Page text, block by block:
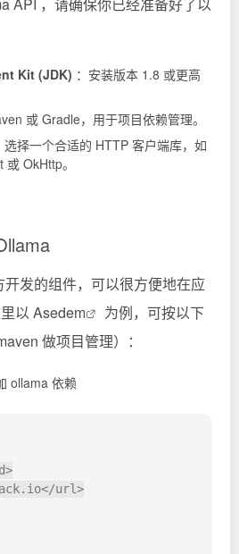
Kit (JDK) ：安装版本 1.8 或更高
或 Gradle，用于项目依赖管理。
选择一个合适的 HTTP 客户端库，如
OkHttp。
发的组件，可以很方便地在应
以 Asedem
为例，可按以下
做项目管理）：
ollama 依赖
url>